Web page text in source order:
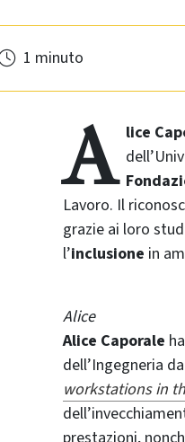
1 minuto
A lice
Lavoro. Il
grazie ai loro
l’inclusione in
Alice
Alice Caporale
dell’Ingegneria
workstations in